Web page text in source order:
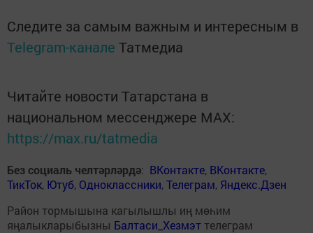
Следите за самым важным и интересным в
Telegram-канале Татмедиа
Читайте новости Татарстана в
национальном мессенджере MАХ:
https://max.ru/tatmedia
Без социаль челтәрләрдә: ВКонтакте, ВКонтакте,
ТикТок, Ютуб, Одноклассники,Телеграм, Яндекс.Дзен
Район тормышына кагылышлы иң мөһим
яңалыкларыбызны Балтаси_Хезмэт телеграм